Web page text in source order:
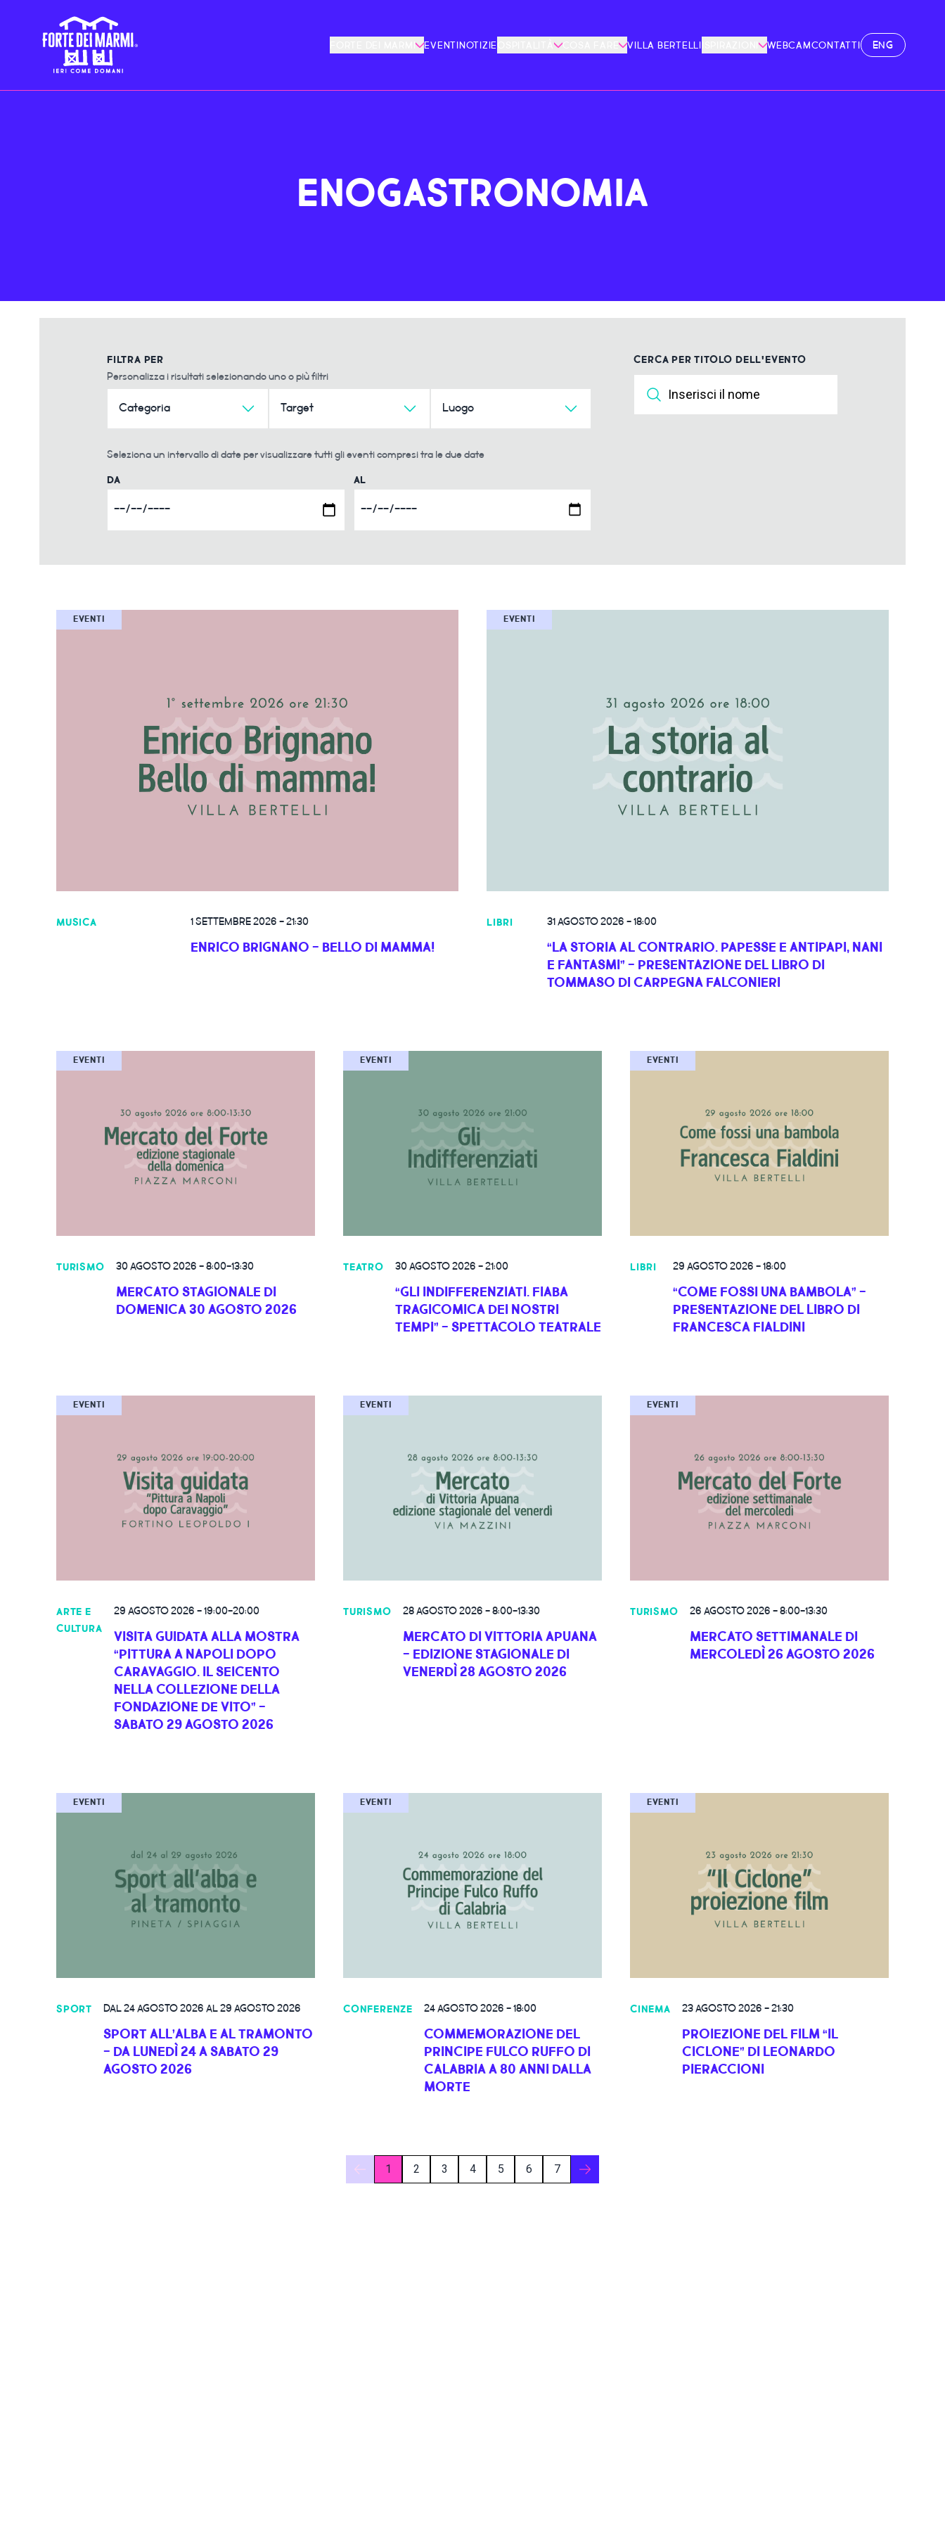
ENG
FORTE DEI MARMI EVENTI NOTIZIE COSA FARE VILLA BERTELLI ISPIRAZIONI WEBCAMCONTATTI
ENOGASTRONOMIA
FILTRA PER
Personalizza i risultati selezionando uno o più filtri
Categoria Target Luogo
Seleziona un intervallo di date per visualizzare tutti gli eventi compresi tra le due date
DA
AL
CERCA PER TITOLO DELL'EVENTO
EVENTI
MUSICA 1 SETTEMBRE 2026 -21:30
ENRICO BRIGNANO - BELLO DI MAMMA!
EVENTI
LIBRI 31 AGOSTO 2026 -18:00
“LA STORIA AL CONTRARIO. PAPESSE E ANTIPAPI, NANI
E FANTASMI” - PRESENTAZIONE DEL LIBRO DI
TOMMASO DI CARPEGNA FALCONIERI
EVENTI
TURISMO 30 AGOSTO 2026 -8:00-13:30
MERCATO STAGIONALE DI
DOMENICA 30 AGOSTO 2026
EVENTI
TEATRO 30 AGOSTO 2026 -21:00
“GLI INDIFFERENZIATI. FIABA
TRAGICOMICA DEI NOSTRI
TEMPI” - SPETTACOLO TEATRALE
EVENTI
LIBRI 29 AGOSTO 2026 -18:00
“COME FOSSI UNA BAMBOLA” -
PRESENTAZIONE DEL LIBRO DI
FRANCESCA FIALDINI
EVENTI
ARTE E
CULTURA
29 AGOSTO 2026 -19:00-20:00
VISITA GUIDATA ALLA MOSTRA
“PITTURA A NAPOLI DOPO
CARAVAGGIO. IL SEICENTO
NELLA COLLEZIONE DELLA
FONDAZIONE DE VITO” -
SABATO 29 AGOSTO 2026
EVENTI
TURISMO 28 AGOSTO 2026 -8:00-13:30
MERCATO DI VITTORIA APUANA
- EDIZIONE STAGIONALE DI
VENERDÌ 28 AGOSTO 2026
EVENTI
TURISMO 26 AGOSTO 2026 -8:00-13:30
MERCATO SETTIMANALE DI
MERCOLEDÌ 26 AGOSTO 2026
EVENTI
SPORT DAL 24 AGOSTO 2026 AL 29 AGOSTO 2026
SPORT ALL’ALBA E AL TRAMONTO
- DA LUNEDÌ 24 A SABATO 29
AGOSTO 2026
EVENTI
CONFERENZE 24 AGOSTO 2026 -18:00
COMMEMORAZIONE DEL
PRINCIPE FULCO RUFFO DI
CALABRIA A 80 ANNI DALLA
MORTE
EVENTI
CINEMA 23 AGOSTO 2026 -21:30
PROIEZIONE DEL FILM “IL
CICLONE” DI LEONARDO
PIERACCIONI
1 2 3 4 5 6 7